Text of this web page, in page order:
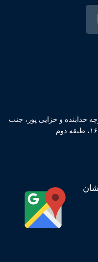
خدابنده و خزایی پور، جنب